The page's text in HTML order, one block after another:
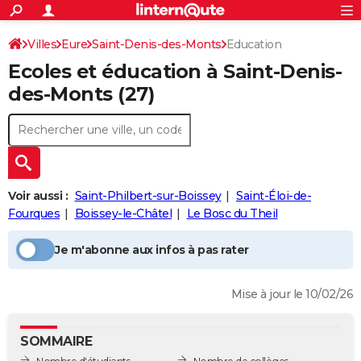
ACTUALITÉS
Politique
Société
Faits Divers
Education
Monde
Villes
+
SPORT
Coupe du monde 2026
Football
Tennis
Cyclisme
Rugby
Forum
CULTURE
Programme TV
TNT
Streaming
Cinéma
Sorties cinéma
Musique
+
FINANCE
Retraite
Impôts
Epargne
Immobilier
Risques naturels par ville
Banque
Assurance
Crédit
AUTO
Essais
Réserver un essai
Citadines
Berlines
SUV
Forum auto
+
HIGH-TECH
Mobiles
Meilleur smartphone
Internet
Ordinateurs
Jeux vidéo
Guide high-tech
+
BRICOLAGE
Forum
Aménagement intérieur
Extérieur
Cuisine
Salle de bains
Jardinage
Rangement
WEEK-END
Alimentation
Guide de la santé
Maladies
Médicaments
Sommeil
VOYAGE
Rechercher
S'inscrire
Connexion
Villes Eure Saint-Denis-des-Monts Education
Ecoles et éducation à Saint-Denis-
des-Monts(27)
Voir aussi : Saint-Philbert-sur-Boissey
Saint-Éloi-de-
Fourques
Boissey-le-Châtel Le Bosc du Theil
Je m'abonne aux infos à pas rater
Mise à jour le 10/02/26
SOMMAIRE